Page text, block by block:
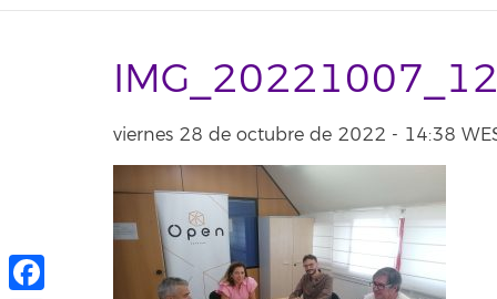
viernes 28 de octubre de 2022 - 14:38